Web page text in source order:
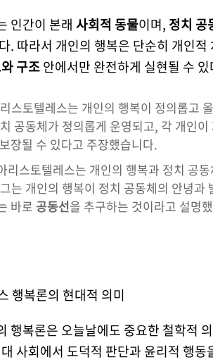
인간이 본래 사회적 동물이며, 정치
. 따라서 개인의 행복은 단순히 개인
구조안에서만 완전하게 실현될 수
스토텔레스는 개인의 행복이 정의롭고
공동체가 정의롭게 운영되고, 각 개인
장될 수 있다고 주장했습니다.
리스토텔레스는 개인의 행복과 정치 공동
는 개인의 행복이 정치 공동체의 안녕과
바로 공동선을 추구하는 것이라고 설명
행복론의 현대적 의미
행복론은 오늘날에도 중요한 철학적
사회에서 도덕적 판단과 윤리적 행